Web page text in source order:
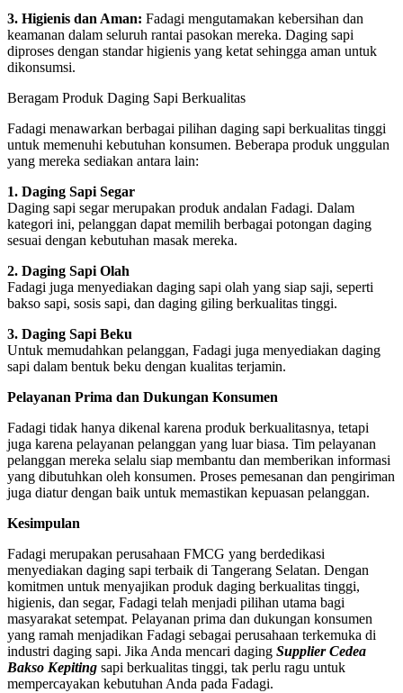
3. Higienis dan Aman: Fadagi mengutamakan kebersihan dan
keamanan dalam seluruh rantai pasokan mereka. Daging sapi
diproses dengan standar higienis yang ketat sehingga aman untuk
dikonsumsi.
Beragam Produk Daging Sapi Berkualitas
Fadagi menawarkan berbagai pilihan daging sapi berkualitas tinggi
untuk memenuhi kebutuhan konsumen. Beberapa produk unggulan
yang mereka sediakan antara lain:
1. Daging Sapi Segar
Daging sapi segar merupakan produk andalan Fadagi. Dalam
kategori ini, pelanggan dapat memilih berbagai potongan daging
sesuai dengan kebutuhan masak mereka.
2. Daging Sapi Olah
Fadagi juga menyediakan daging sapi olah yang siap saji, seperti
bakso sapi, sosis sapi, dan daging giling berkualitas tinggi.
3. Daging Sapi Beku
Untuk memudahkan pelanggan, Fadagi juga menyediakan daging
sapi dalam bentuk beku dengan kualitas terjamin.
Pelayanan Prima dan Dukungan Konsumen
Fadagi tidak hanya dikenal karena produk berkualitasnya, tetapi
juga karena pelayanan pelanggan yang luar biasa. Tim pelayanan
pelanggan mereka selalu siap membantu dan memberikan informasi
yang dibutuhkan oleh konsumen. Proses pemesanan dan pengiriman
juga diatur dengan baik untuk memastikan kepuasan pelanggan.
Kesimpulan
Fadagi merupakan perusahaan FMCG yang berdedikasi
menyediakan daging sapi terbaik di Tangerang Selatan. Dengan
komitmen untuk menyajikan produk daging berkualitas tinggi,
higienis, dan segar, Fadagi telah menjadi pilihan utama bagi
masyarakat setempat. Pelayanan prima dan dukungan konsumen
yang ramah menjadikan Fadagi sebagai perusahaan terkemuka di
industri daging sapi. Jika Anda mencari daging Supplier Cedea
Bakso Kepiting sapi berkualitas tinggi, tak perlu ragu untuk
mempercayakan kebutuhan Anda pada Fadagi.